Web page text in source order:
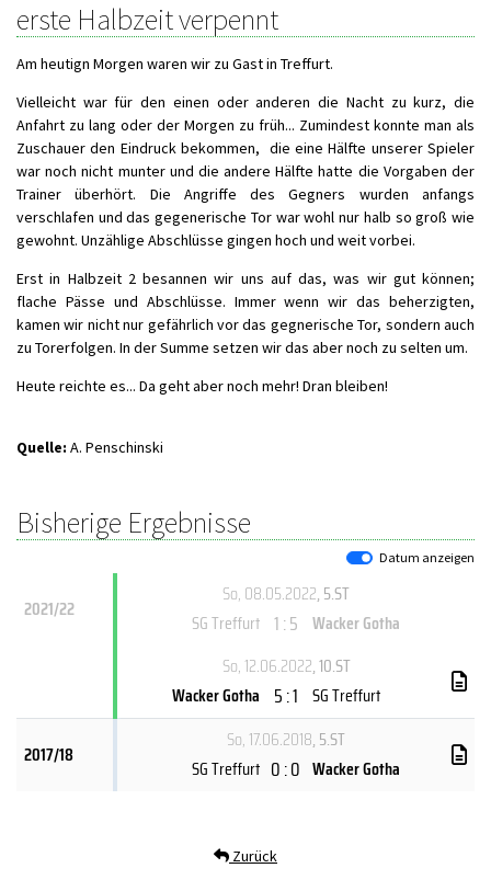
erste Halbzeit verpennt
Am heutign Morgen waren wir zu Gast in Treffurt.
Vielleicht war für den einen oder anderen die Nacht zu kurz, die
Anfahrt zu lang oder der Morgen zu früh... Zumindest konnte man als
Zuschauer den Eindruck bekommen, die eine Hälfte unserer Spieler
war noch nicht munter und die andere Hälfte hatte die Vorgaben der
Trainer überhört. Die Angriffe des Gegners wurden anfangs
verschlafen und das gegenerische Tor war wohl nur halb so groß wie
gewohnt. Unzählige Abschlüsse gingen hoch und weit vorbei.
Erst in Halbzeit 2 besannen wir uns auf das, was wir gut können;
flache Pässe und Abschlüsse. Immer wenn wir das beherzigten,
kamen wir nicht nur gefährlich vor das gegnerische Tor, sondern auch
zu Torerfolgen. In der Summe setzen wir das aber noch zu selten um.
Heute reichte es... Da geht aber noch mehr! Dran bleiben!
Quelle: A. Penschinski
Bisherige Ergebnisse
Datum anzeigen
2021/22
So, 08.05.2022, 5.ST
SG Treffurt 1 : 5 Wacker Gotha
So, 12.06.2022, 10.ST
Wacker Gotha 5 : 1 SG Treffurt
2017/18
So, 17.06.2018, 5.ST
SG Treffurt 0 : 0 Wacker Gotha
Zurück